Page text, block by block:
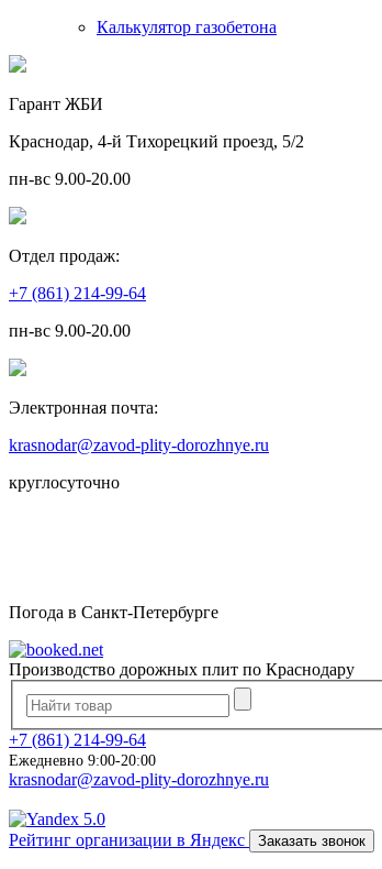
Калькулятор газобетона
Гарант ЖБИ
Краснодар, 4-й Тихорецкий проезд, 5/2
пн-вс 9.00-20.00
Отдел продаж:
+7 (861) 214-99-64
пн-вс 9.00-20.00
Электронная почта:
krasnodar@zavod-plity-dorozhnye.ru
круглосуточно
Погода в Санкт-Петербурге
Производство дорожных плит по Краснодару
+7 (861) 214-99-64
Ежедневно 9:00-20:00
krasnodar@zavod-plity-dorozhnye.ru
5.0
Рейтинг организации в Яндекс
Заказать звонок